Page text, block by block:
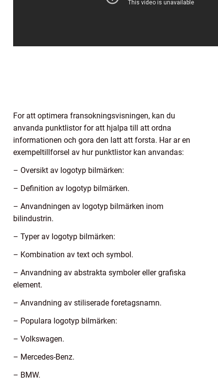
For att optimera fransokningsvisningen, kan du
anvanda punktlistor for att hjalpa till att ordna
informationen och gora den latt att forsta. Har ar en
exempeltillforsel av hur punktlistor kan anvandas:
– Oversikt av logotyp bilmärken:
– Definition av logotyp bilmärken.
– Anvandningen av logotyp bilmärken inom
bilindustrin.
– Typer av logotyp bilmärken:
– Kombination av text och symbol.
– Anvandning av abstrakta symboler eller grafiska
element.
– Anvandning av stiliserade foretagsnamn.
– Populara logotyp bilmärken:
– Volkswagen.
– Mercedes-Benz.
– BMW.